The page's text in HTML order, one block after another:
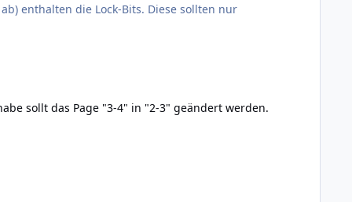
enthalten die Lock-Bits. Diese sollten nur
sollt das Page "3-4" in "2-3" geändert werden.